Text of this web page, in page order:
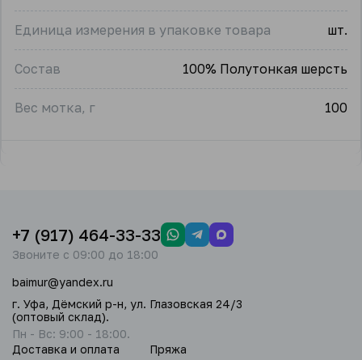
Единица измерения в упаковке товара шт.
Состав 100% Полутонкая шерсть
Вес мотка, г 100
Доставка и оплата
Пряжа
+7 (917) 464-33-33
Звоните с 09:00 до 18:00
baimur@yandex.ru
г. Уфа, Дёмский р-н, ул. Глазовская 24/3
(оптовый склад).
Пн - Вс: 9:00 - 18:00.